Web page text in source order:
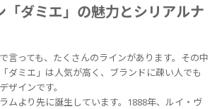
「ダミエ」の魅力とシリアルナ
言っても、たくさんのラインがあります。その中
ダミエ」は人気が高く、ブランドに疎い人でも
ザインです。
ムより先に誕生しています。1888年、ルイ・ヴ